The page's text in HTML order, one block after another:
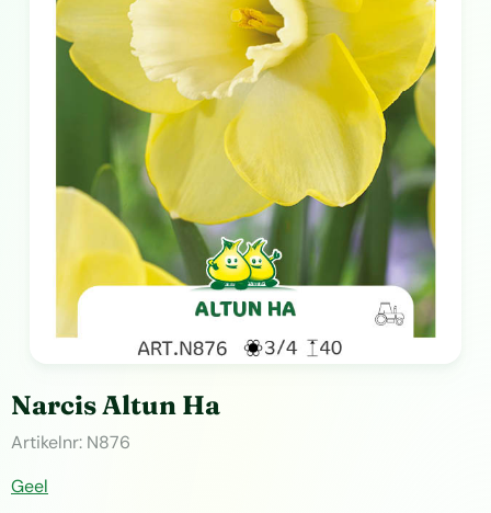
Narcis Altun Ha
Artikelnr: N876
Geel